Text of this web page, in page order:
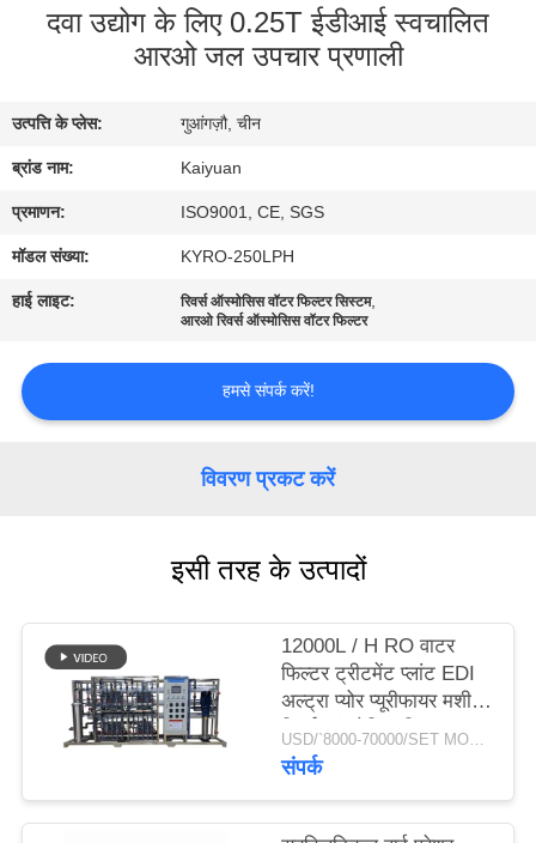
भ्रमण
नियंत्रण
संपर्क
करें
उद्धरण
का
COMPANY
साइटमैप
POLICY
दवा उद्योग के लिए 0.25T ईडीआई स्वचालित
आरओ जल उपचार प्रणाली
उत्पत्ति के प्लेस: गुआंगज़ौ, चीन
ब्रांड नाम: Kaiyuan
प्रमाणन: ISO9001, CE, SGS
मॉडल संख्या: KYRO-250LPH
हाई लाइट: रिवर्स ऑस्मोसिस वॉटर फिल्टर सिस्टम,
आरओ रिवर्स ऑस्मोसिस वॉटर फिल्टर
हमसे संपर्क करें!
विवरण प्रकट करें
इसी तरह के उत्पादों
12000L / H RO वाटर
फिल्टर ट्रीटमेंट प्लांट EDI
अल्ट्रा प्योर प्यूरीफायर मशीन
रिवर्स ऑस्मोसिस सिस्टम
USD/`8000-70000/SET MOQ:1 सेट
संपर्क